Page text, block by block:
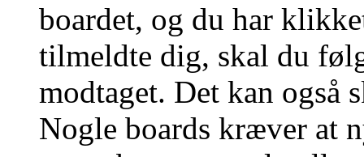
boardet, og du har
tilmeldte dig, skal du
modtaget. Det kan også
Nogle boards kræver at